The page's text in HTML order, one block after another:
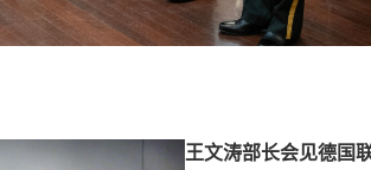
王文涛部长会见德国